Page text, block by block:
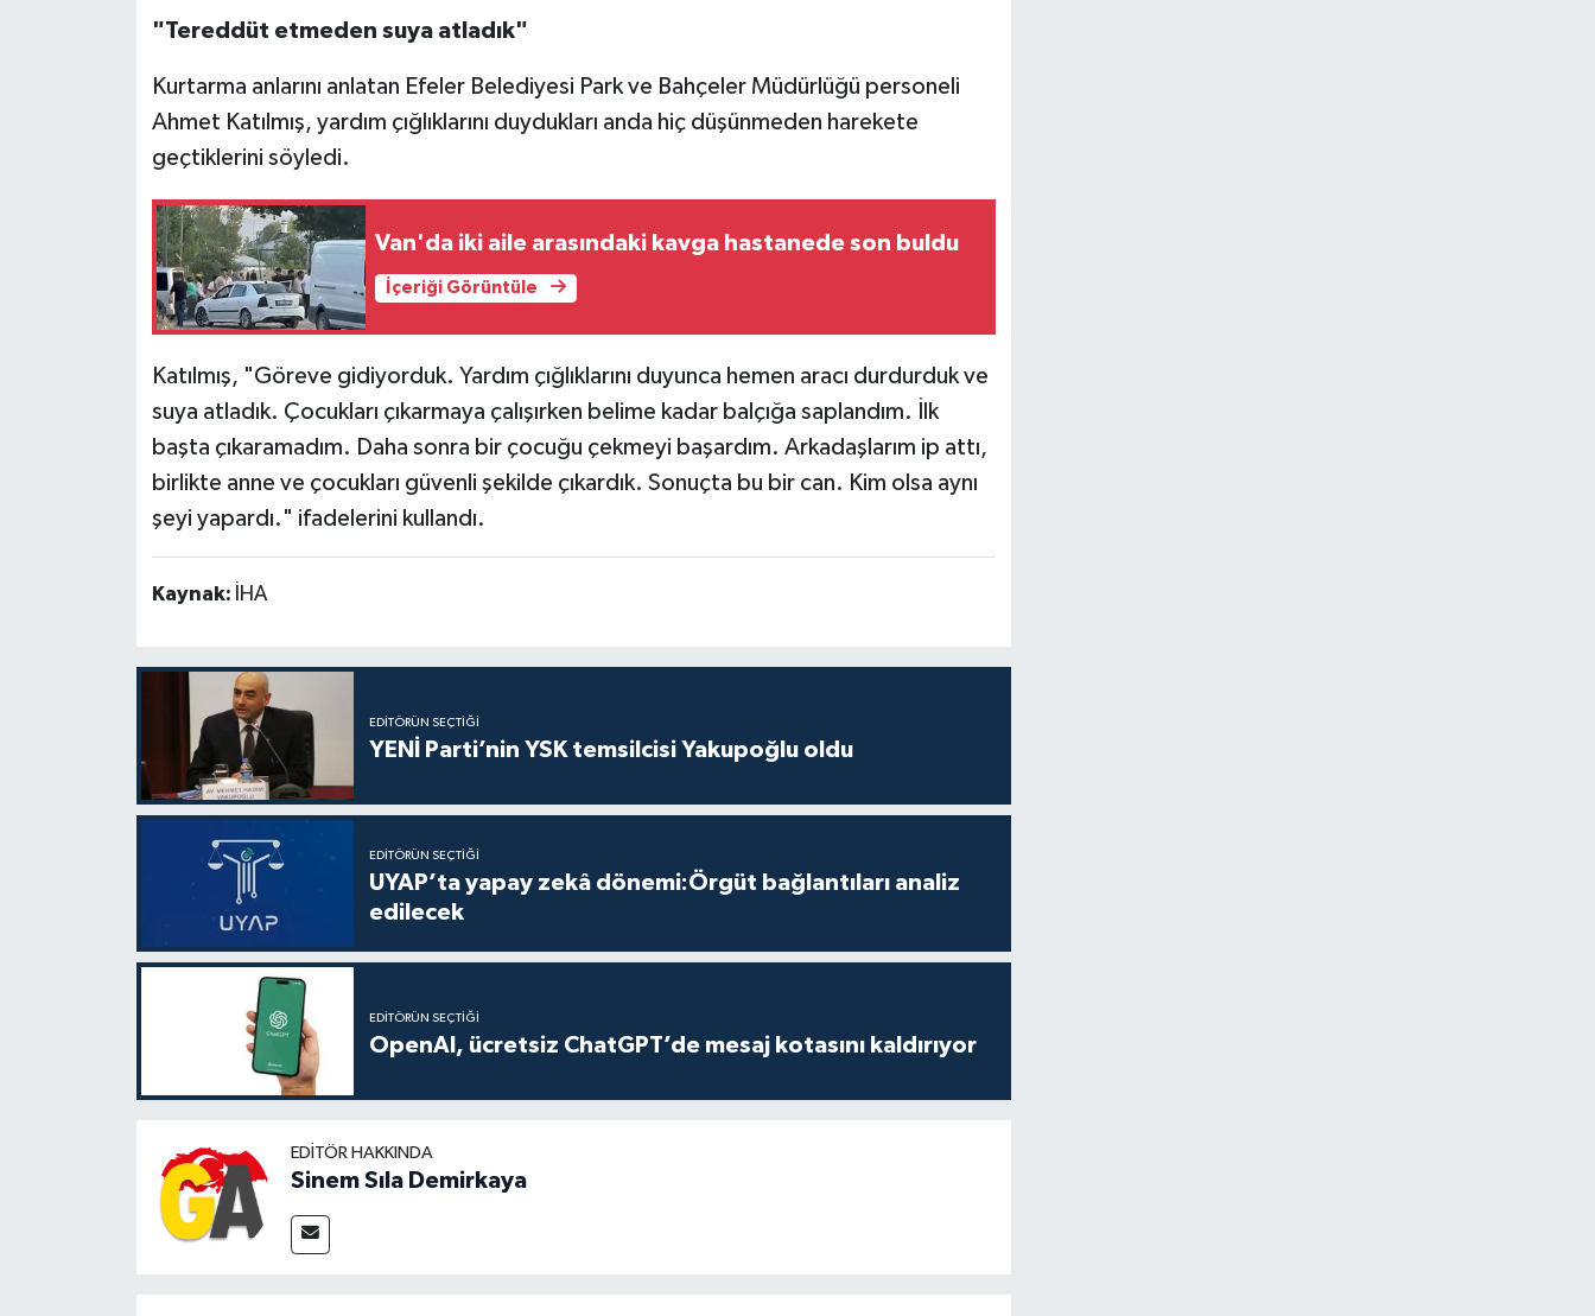
"Tereddüt etmeden suya atladık"
Kurtarma anlarını anlatan Efeler Belediyesi Park ve Bahçeler Müdürlüğü personeli
Ahmet Katılmış, yardım çığlıklarını duydukları anda hiç düşünmeden harekete
geçtiklerini söyledi.
Van'da iki aile arasındaki kavga hastanede son buldu
İçeriği Görüntüle
Katılmış, "Göreve gidiyorduk. Yardım çığlıklarını duyunca hemen aracı durdurduk ve
suya atladık. Çocukları çıkarmaya çalışırken belime kadar balçığa saplandım. İlk
başta çıkaramadım. Daha sonra bir çocuğu çekmeyi başardım. Arkadaşlarım ip attı,
birlikte anne ve çocukları güvenli şekilde çıkardık. Sonuçta bu bir can. Kim olsa aynı
şeyi yapardı." ifadelerini kullandı.
Kaynak: İHA
EDITÖRÜN SEÇTIĞI
YENİ Parti’nin YSK temsilcisi Yakupoğlu oldu
EDITÖRÜN SEÇTIĞI
UYAP’ta yapay zekâ dönemi:Örgüt bağlantıları analiz
edilecek
EDITÖRÜN SEÇTIĞI
OpenAI, ücretsiz ChatGPT’de mesaj kotasını kaldırıyor
EDITÖR HAKKINDA
Sinem Sıla Demirkaya